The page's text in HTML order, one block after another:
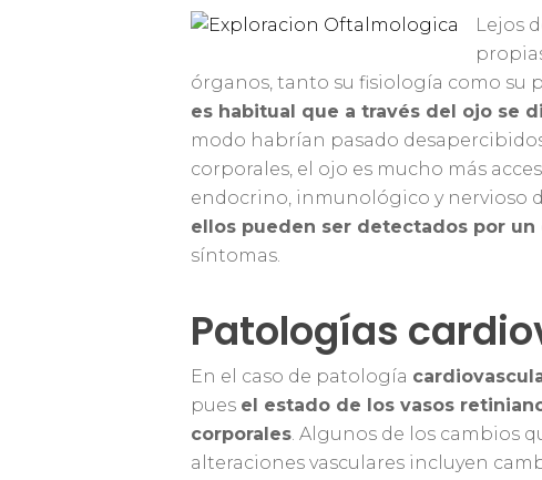
Presiona enter para buscar o ESC para cerrar
Lejos
órganos, tanto su fisiología como su
es habitual que a través del ojo se
modo habrían pasado
corporales, el ojo es mucho más
endocrino, inmunológico y nervioso
ellos pueden ser detectados por
síntomas.
Patologías
En el caso de patología
pues el estado de los vasos
corporales. Algunos de los cambios
alteraciones vasculares incluyen